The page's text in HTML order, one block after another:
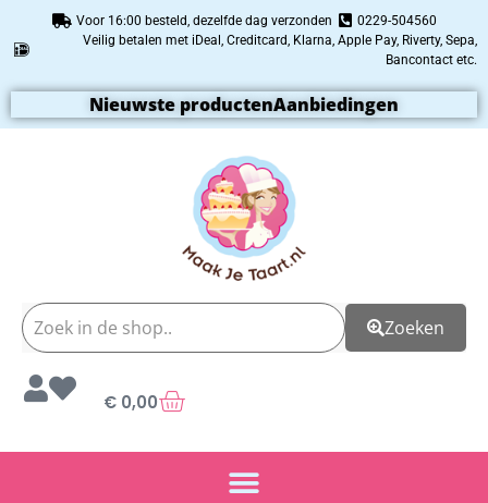
Voor 16:00 besteld, dezelfde dag verzonden
0229-504560
Veilig betalen met iDeal, Creditcard, Klarna, Apple Pay, Riverty, Sepa,
Bancontact etc.
Nieuwste productenAanbiedingen
Zoeken
€ 0,00